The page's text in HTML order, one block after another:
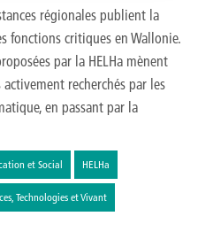
régionales publient la
fonctions critiques en Wallonie.
par la HELHa mènent
recherchés par les
en passant par la
et Social HELHa
Technologies et Vivant